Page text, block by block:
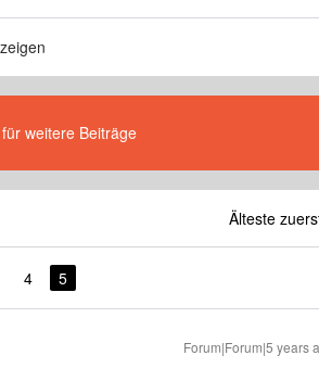
weitere Beiträge
Älteste
4 5
Forum|Forum|5 years